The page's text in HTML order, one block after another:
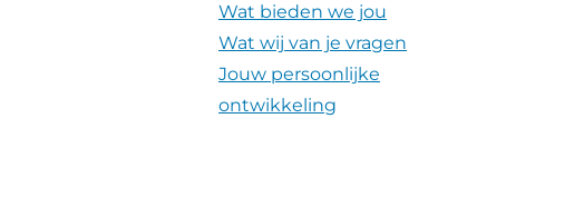
Wat bieden we jou
Wat wij van je vragen
Jouw persoonlijke
ontwikkeling